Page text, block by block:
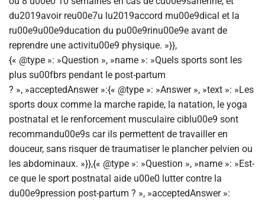
du2019avoir reu00e7u lu2019accord mu00e9dical et la
ru00e9u00e9ducation du pu00e9rinu00e9e avant de
reprendre une activitu00e9 physique. »}},
{« @type »: »Question », »name »: »Quels sports sont les
plus su00fbrs pendant le post-partum
? », »acceptedAnswer »:{« @type »: »Answer », »text »: »Les
sports doux comme la marche rapide, la natation, le yoga
postnatal et le renforcement musculaire ciblu00e9 sont
recommandu00e9s car ils permettent de travailler en
douceur, sans risquer de traumatiser le plancher pelvien ou
les abdominaux. »}},{« @type »: »Question », »name »: »Est-
ce que le sport postnatal aide u00e0 lutter contre la
du00e9pression post-partum ? », »acceptedAnswer »: